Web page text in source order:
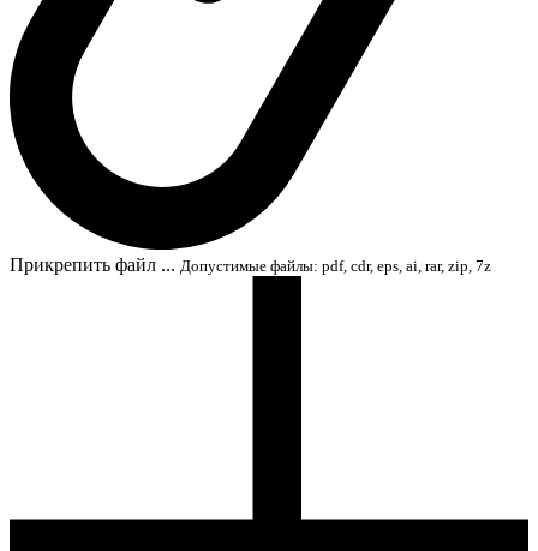
Прикрепить файл ... Допустимые файлы: pdf, cdr, eps, ai, rar, zip, 7z